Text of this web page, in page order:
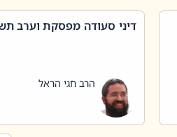
דיני סעודה מפסקת וערב
הרב חגי הראל